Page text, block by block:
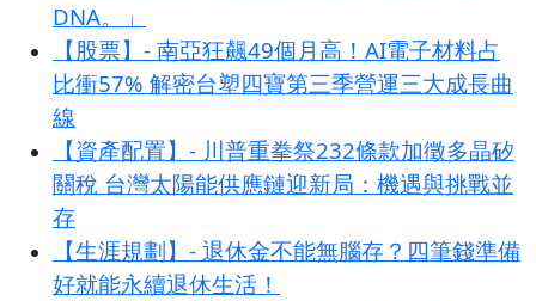
DNA。」
【股票】- 南亞狂飆49個月高！AI電子材料占
比衝57% 解密台塑四寶第三季營運三大成長曲
線
【資產配置】- 川普重拳祭232條款加徵多晶矽
關稅 台灣太陽能供應鏈迎新局：機遇與挑戰並
存
【生涯規劃】- 退休金不能無腦存？四筆錢準備
好就能永續退休生活！